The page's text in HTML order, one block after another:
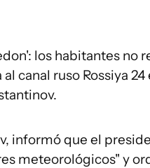
los habitantes no
canal ruso Rossiya
informó que el
meteorológicos" y